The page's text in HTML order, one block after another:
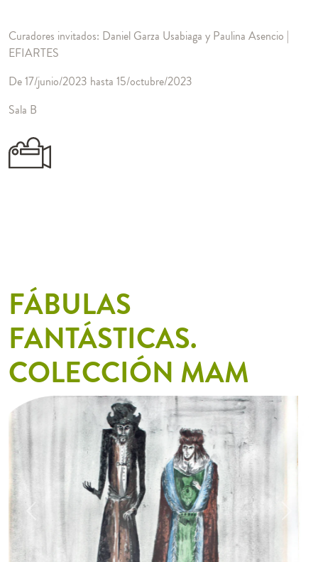
Curadores invitados: Daniel Garza Usabiaga y Paulina Asencio |
EFIARTES
De 17/junio/2023 hasta 15/octubre/2023
Sala B
FÁBULAS
FANTÁSTICAS.
COLECCIÓN MAM